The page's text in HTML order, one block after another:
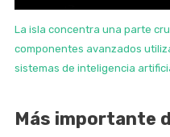
La isla concentra una parte
componentes avanzados
sistemas de inteligencia
Más importante